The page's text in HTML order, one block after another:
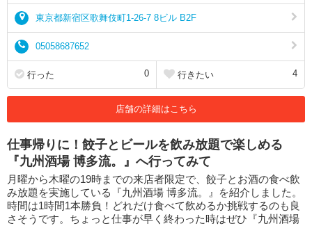
東京都新宿区歌舞伎町1-26-7 8ビル B2F
05058687652
行った 0 行きたい 4
店舗の詳細はこちら
仕事帰りに！餃子とビールを飲み放題で楽しめる
『九州酒場 博多流。』へ行ってみて
月曜から木曜の19時までの来店者限定で、餃子とお酒の食べ飲
み放題を実施している『九州酒場 博多流。』を紹介しました。
時間は1時間1本勝負！どれだけ食べて飲めるか挑戦するのも良
さそうです。ちょっと仕事が早く終わった時はぜひ『九州酒場